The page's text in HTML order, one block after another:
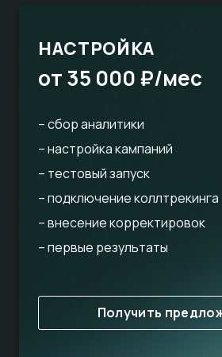
НАСТРОЙКА
от 35 000 ₽/мес
– сбор аналитики
– настройка кампаний
– тестовый запуск
– подключение коллтрекинга
– внесение корректировок
– первые результаты
Получить